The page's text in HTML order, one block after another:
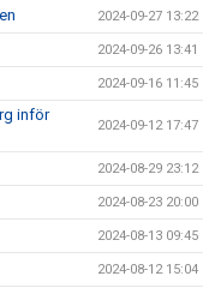
2024-09-27 13:22
2024-09-26 13:41
2024-09-16 11:45
inför
2024-09-12 17:47
2024-08-29 23:12
2024-08-23 20:00
2024-08-13 09:45
2024-08-12 15:04